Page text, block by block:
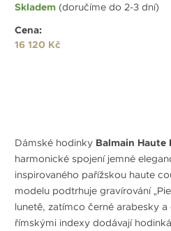
Skladem (doručíme do 2-3 dní)
Cena:
16 120 Kč
Dámské hodinky Balmain Haute
harmonické spojení jemné
inspirovaného pařížskou haute
modelu podtrhuje gravírování
lunetě, zatímco černé arabesky
římskými indexy dodávají